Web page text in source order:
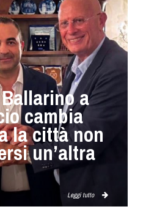
a
cambia
la città non
un’altra
Leggi tutto